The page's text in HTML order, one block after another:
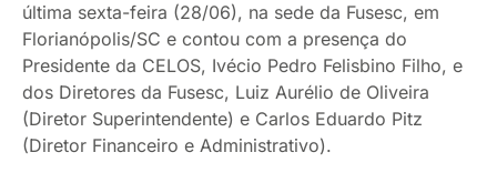
última sexta-feira (28/06), na sede da Fusesc, em
Florianópolis/SC e contou com a presença do
Presidente da CELOS, Ivécio Pedro Felisbino Filho, e
dos Diretores da Fusesc, Luiz Aurélio de Oliveira
(Diretor Superintendente) e Carlos Eduardo Pitz
(Diretor Financeiro e Administrativo).